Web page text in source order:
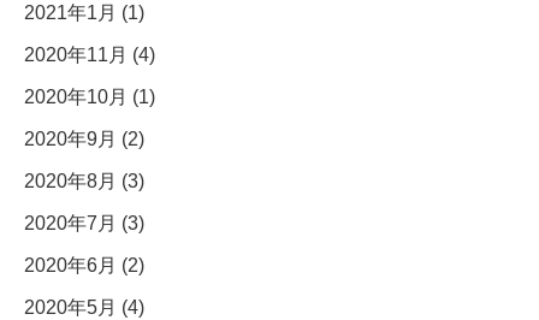
2021年1月 (1)
2020年11月 (4)
2020年10月 (1)
2020年9月 (2)
2020年8月 (3)
2020年7月 (3)
2020年6月 (2)
2020年5月 (4)